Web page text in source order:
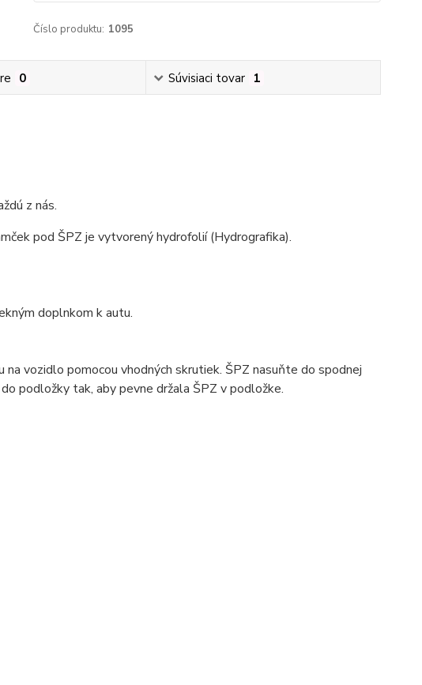
Číslo produktu: 1095
0 Súvisiaci tovar 1
z nás.
pod ŠPZ je vytvorený hydrofolií (Hydrografika).
doplnkom k autu.
vozidlo pomocou vhodných skrutiek. ŠPZ nasuňte do spodnej
podložky tak, aby pevne držala ŠPZ v podložke.